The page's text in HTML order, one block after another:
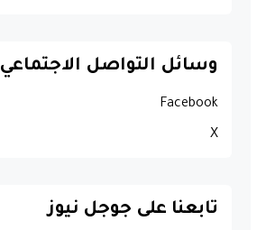
وسائل التواصل الاجتماعي
Facebook
X
تابعنا على جوجل نيوز